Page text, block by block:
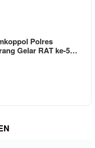
Polres
Gelar RAT ke-5…